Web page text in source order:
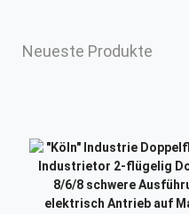
Neueste Produkte